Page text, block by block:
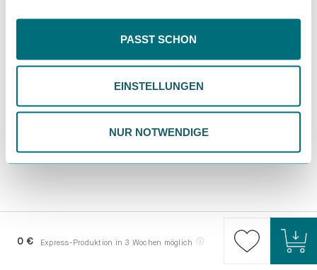
Inhalte eingeschränkt sein könnten. Wähle
deiner Präferenzen. Du kannst deine Wahl jederzeit
ändern. Weitere Informationen findest du in unserer
Datenschutzrichtlinie.
PASST SCHON
EINSTELLUNGEN
NUR NOTWENDIGE
0 € Express-Produktion in 3 Wochen möglich